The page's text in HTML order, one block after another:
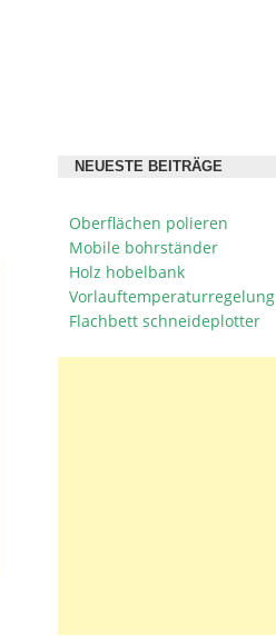
NEUESTE BEITRÄGE
Oberflächen polieren
Mobile bohrständer
Holz hobelbank
Vorlauftemperaturregelung
Flachbett schneideplotter